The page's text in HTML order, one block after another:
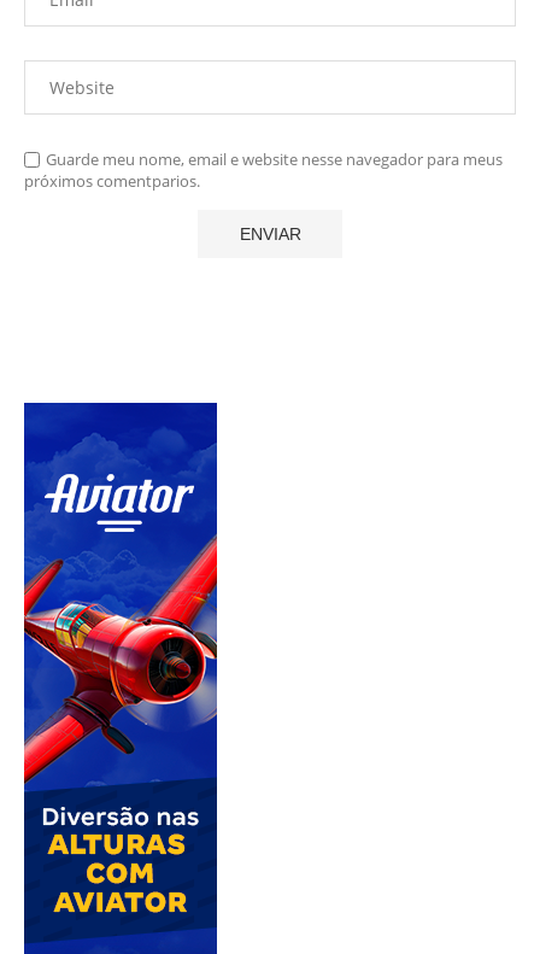
Guarde meu nome, email e website nesse navegador para meus
próximos comentparios.